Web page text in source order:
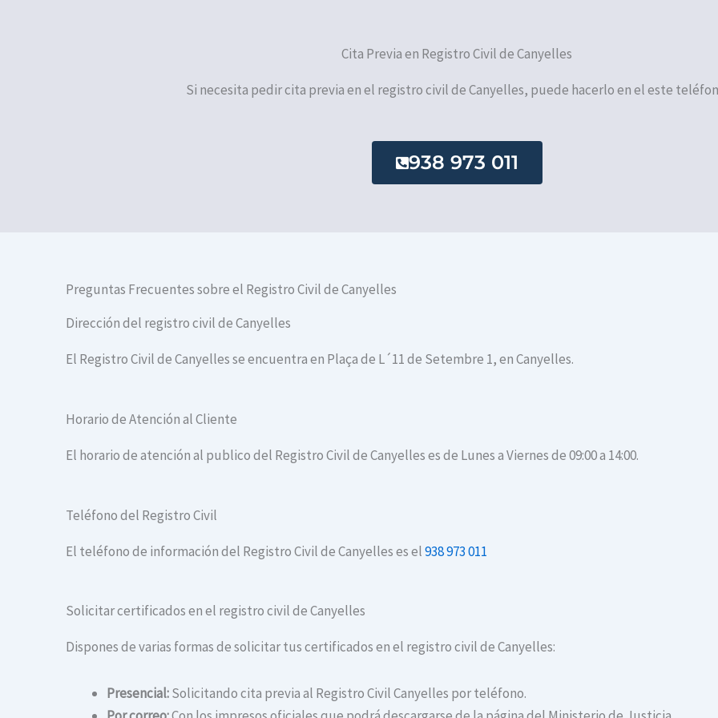
Cita Previa en Registro Civil de Canyelles
Si necesita pedir cita previa en el registro civil de Canyelles, puede hacerlo en el este
938 973 011
Preguntas Frecuentes sobre el Registro Civil de Canyelles
Dirección del registro civil de Canyelles
El Registro Civil de Canyelles se encuentra en Plaça de L´11 de Setembre 1, en Canyelles.
Horario de Atención al Cliente
El horario de atención al publico del Registro Civil de Canyelles es de Lunes a Viernes de 09:00 a 14:00.
Teléfono del Registro Civil
El teléfono de información del Registro Civil de Canyelles es el938 973 011
Solicitar certificados en el registro civil de Canyelles
Dispones de varias formas de solicitar tus certificados en el registro civil de Canyelles:
Presencial:Solicitando cita previa al Registro Civil Canyelles por teléfono.